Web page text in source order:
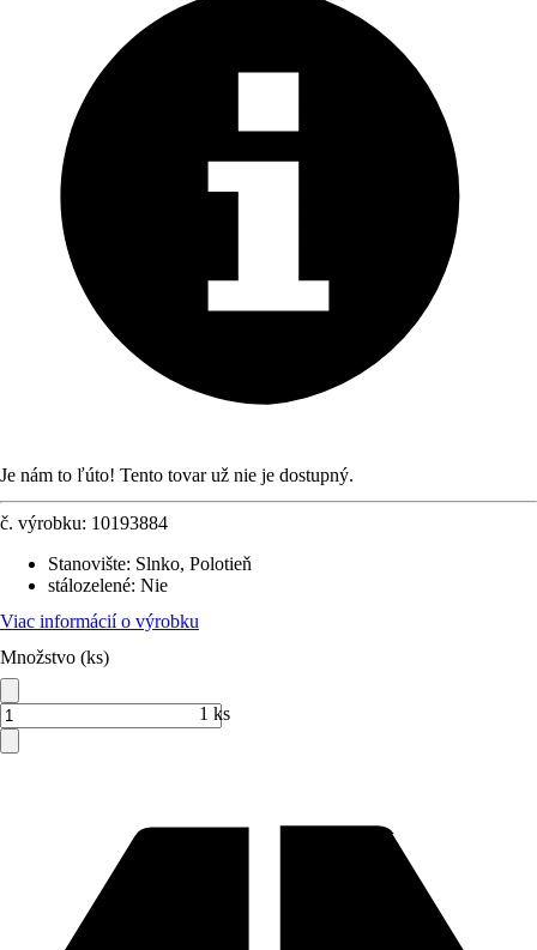
Je nám to ľúto! Tento tovar už nie je dostupný.
č. výrobku: 10193884
Stanovište: Slnko, Polotieň
stálozelené: Nie
Viac informácií o výrobku
Množstvo (ks)
1 ks